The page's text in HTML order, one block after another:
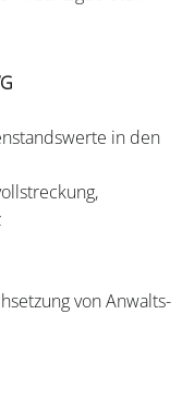
in den
von Anwalts-